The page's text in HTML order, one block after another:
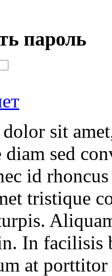
пароль
sit
sed
id
tristique
In facilisis
at